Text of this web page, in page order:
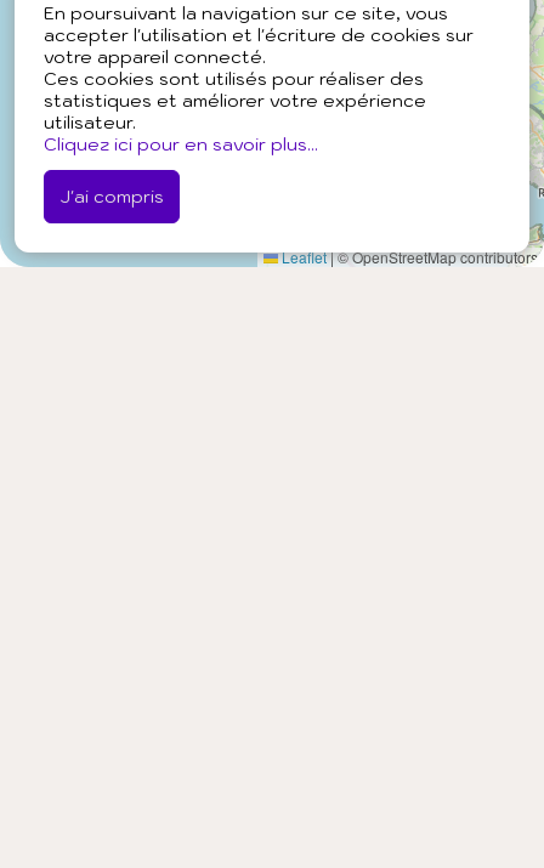
En poursuivant la navigation sur ce site, vous
accepter l'utilisation et l'écriture de cookies sur
votre appareil connecté.
Ces cookies sont utilisés pour réaliser des
statistiques et améliorer votre expérience
utilisateur.
Cliquez ici pour en savoir plus...
J'ai compris
Leaflet|© OpenStreetMap contributors